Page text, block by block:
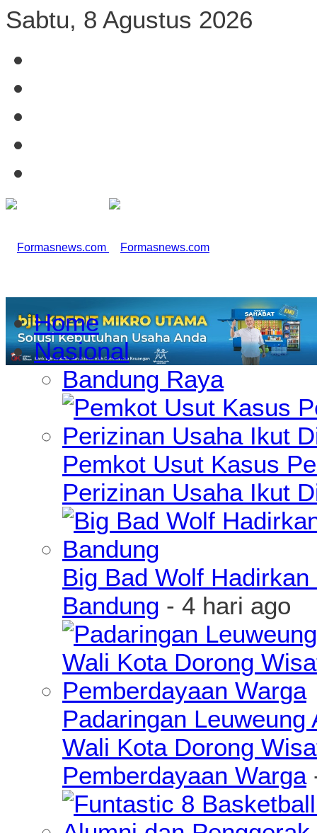
Sabtu, 8 Agustus 2026
Home
Nasional
Bandung Raya
Pemkot Usut Kasus
Perizinan Usaha Ikut
Big Bad Wolf
Bandung - 4 hari ago
Padaringan
Wali Kota Dorong
Pemberdayaan Warga